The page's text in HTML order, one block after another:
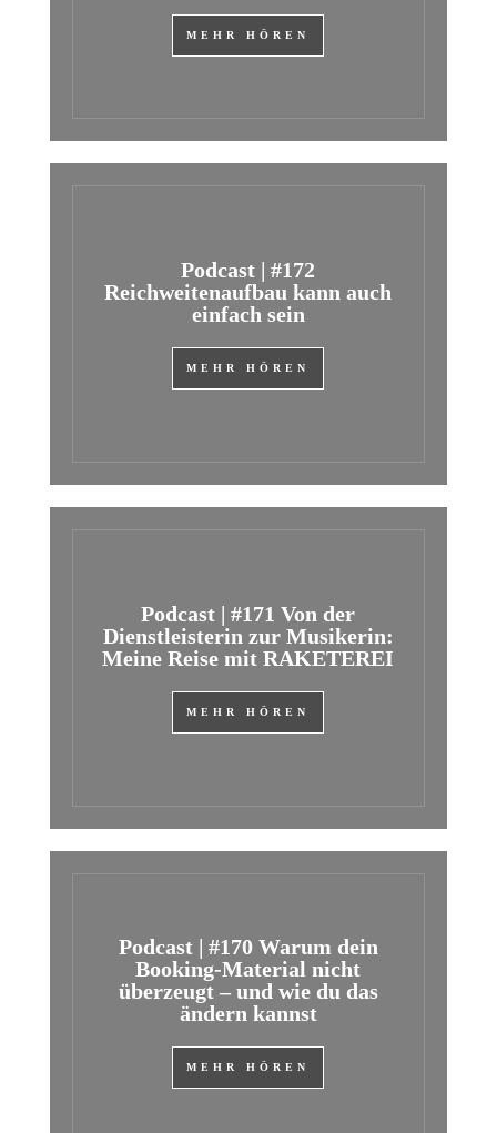
MEHR HÖREN
Podcast | #172
Reichweitenaufbau kann auch
einfach sein
MEHR HÖREN
Podcast | #171 Von der
Dienstleisterin zur Musikerin:
Meine Reise mit RAKETEREI
MEHR HÖREN
Podcast | #170 Warum dein
Booking-Material nicht
überzeugt – und wie du das
ändern kannst
MEHR HÖREN